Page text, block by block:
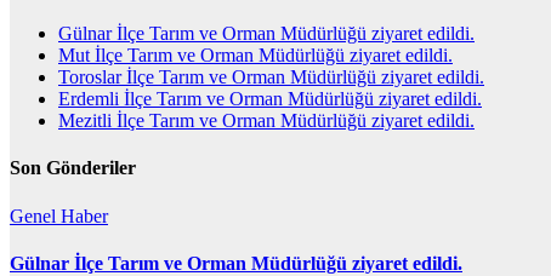
Gülnar İlçe Tarım ve Orman Müdürlüğü ziyaret edildi.
Mut İlçe Tarım ve Orman Müdürlüğü ziyaret edildi.
Toroslar İlçe Tarım ve Orman Müdürlüğü ziyaret edildi.
Erdemli İlçe Tarım ve Orman Müdürlüğü ziyaret edildi.
Mezitli İlçe Tarım ve Orman Müdürlüğü ziyaret edildi.
Son Gönderiler
Genel Haber
Gülnar İlçe Tarım ve Orman Müdürlüğü ziyaret edildi.